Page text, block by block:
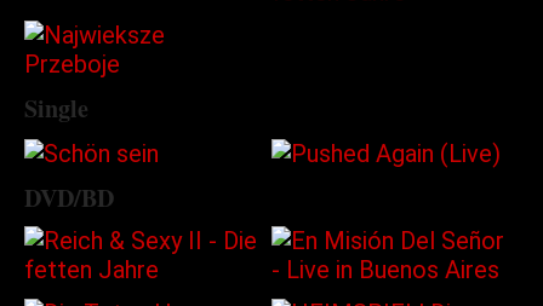
Single
DVD/BD